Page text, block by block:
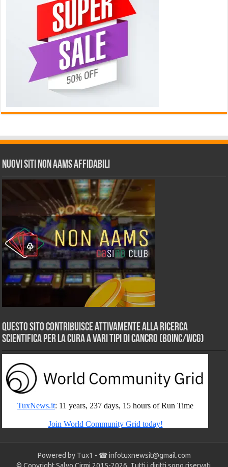
Nuovi siti non AAMS affidabili
Questo sito contribuisce attivamente alla ricerca
scientifica per la cura a vari tipi di Cancro (BOINC/WCG)
Powered by Tux1 - ☎infotuxnewsit@gmail.com